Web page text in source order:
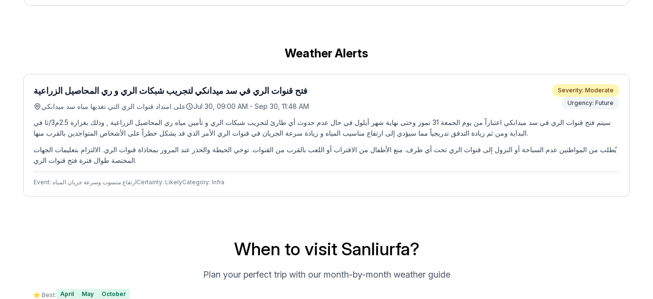
Weather Alerts
فتح قنوات الري في سد ميدانكي لتجريب شبكات الري و ري المحاصيل الزراعية
على امتداد قنوات الري التي تغذيها مياه سد ميدانكي Jul 30, 09:00 AM - Sep 30, 11:48 AM
Severity: Moderate
Urgency: Future
سيتم فتح قنوات الري في سد ميدانكي اعتباراً من يوم الجمعة 31 تموز وحتى نهاية شهر أيلول في حال عدم حدوث أي طارئ لتجريب شبكات الري و تأمين مياه ري المحاصيل الزراعية , وذلك بغزارة 2.5م3/ثا في
البداية ومن ثم زيادة التدفق تدريجياً مما سيؤدي إلى ارتفاع مناسيب المياه و زيادة سرعة الجريان في قنوات الري الأمر الذي قد يشكل خطراً على الأشخاص المتواجدين بالقرب منها.
يُطلب من المواطنين عدم السباحة أو النزول إلى قنوات الري تحت أي ظرف. منع الأطفال من الاقتراب أو اللعب بالقرب من القنوات. توخي الحيطة والحذر عند المرور بمحاذاة قنوات الري. الالتزام بتعليمات الجهات
المختصة طوال فترة فتح قنوات الري.
Event: ارتفاع منسوب وسرعة جريان المياهCertainty: LikelyCategory: Infra
When to visit Sanliurfa?
Plan your perfect trip with our month-by-month weather guide
⭐ Best: April May October